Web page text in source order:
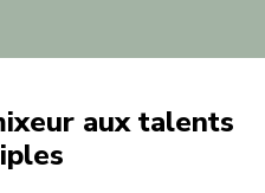
aux talents